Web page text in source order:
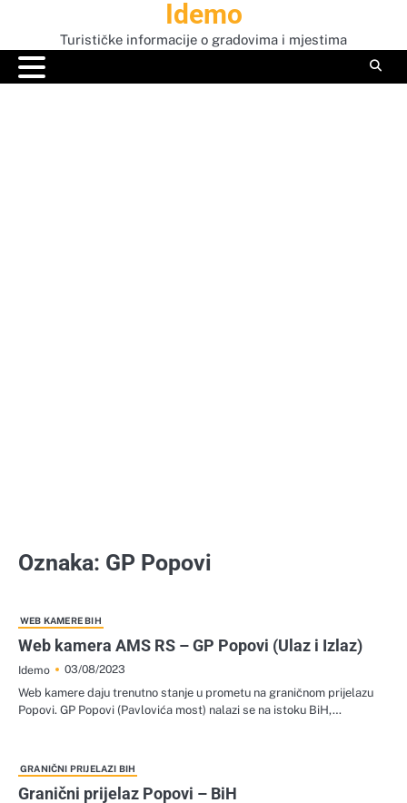
content
Idemo
Turističke informacije o gradovima i mjestima
Oznaka: GP Popovi
WEB KAMERE BIH
Web kamera AMS RS – GP Popovi (Ulaz i Izlaz)
Idemo
03/08/2023
Web kamere daju trenutno stanje u prometu na graničnom prijelazu
Popovi. GP Popovi (Pavlovića most) nalazi se na istoku BiH,…
GRANIČNI PRIJELAZI BIH
Granični prijelaz Popovi – BiH